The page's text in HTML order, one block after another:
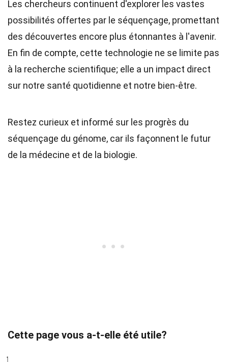
Les chercheurs continuent d'explorer les vastes
possibilités offertes par le séquençage, promettant
des découvertes encore plus étonnantes à l'avenir.
En fin de compte, cette technologie ne se limite pas
à la recherche scientifique; elle a un impact direct
sur notre santé quotidienne et notre bien-être.
Restez curieux et informé sur les progrès du
séquençage du génome, car ils façonnent le futur
de la médecine et de la biologie.
Cette page vous a-t-elle été utile?